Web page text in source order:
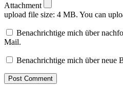
Attachment
upload file size: 4 MB. You can
Benachrichtige mich über
Mail.
Benachrichtige mich über neue